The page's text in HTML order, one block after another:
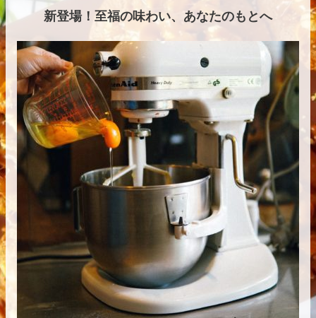
新登場！至福の味わい、あなたのもとへ